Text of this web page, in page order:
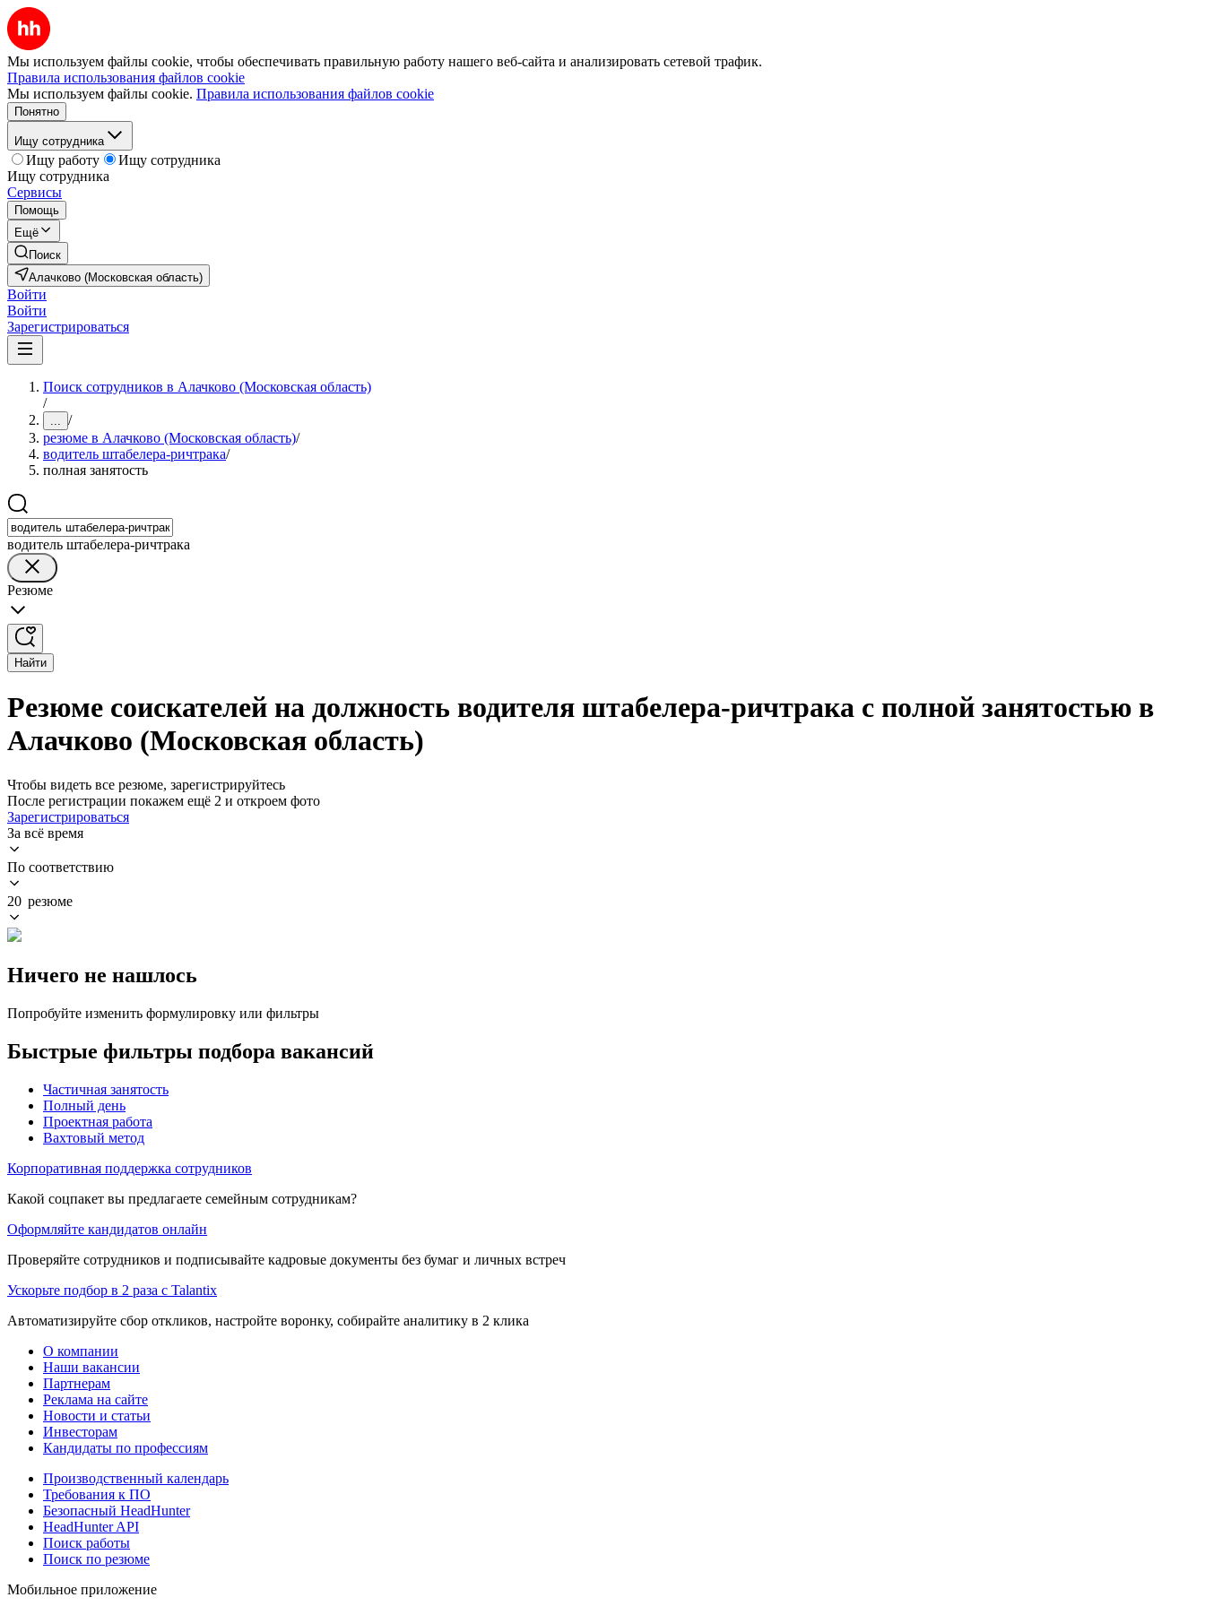
Мы используем файлы cookie, чтобы обеспечивать правильную работу нашего веб-сайта и анализировать сетевой трафик.
Правила использования файлов cookie
Мы используем файлы cookie. Правила использования файлов cookie
Понятно
Ищу сотрудника
Ищу работу
Ищу сотрудника
Ищу сотрудника
Сервисы
Помощь
Ещё
Поиск
Алачково (Московская область)
Войти
Войти
Зарегистрироваться
Поиск сотрудников в Алачково (Московская область)
/
... /
резюме в Алачково (Московская область)/
водитель штабелера-ричтрака/
полная занятость
водитель штабелера-ричтрака
Резюме
Найти
Резюме соискателей на должность водителя штабелера-ричтрака с полной занятостью в
Алачково (Московская область)
Чтобы видеть все резюме, зарегистрируйтесь
После регистрации покажем ещё 2 и откроем фото
Зарегистрироваться
За всё время
По соответствию
20 резюме
Ничего не нашлось
Попробуйте изменить формулировку или фильтры
Быстрые фильтры подбора вакансий
Частичная занятость
Полный день
Проектная работа
Вахтовый метод
Корпоративная поддержка сотрудников
Какой соцпакет вы предлагаете семейным сотрудникам?
Оформляйте кандидатов онлайн
Проверяйте сотрудников и подписывайте кадровые документы без бумаг и личных встреч
Ускорьте подбор в 2 раза с Talantix
Автоматизируйте сбор откликов, настройте воронку, собирайте аналитику в 2 клика
О компании
Наши вакансии
Партнерам
Реклама на сайте
Новости и статьи
Инвесторам
Кандидаты по профессиям
Производственный календарь
Требования к ПО
Безопасный HeadHunter
HeadHunter API
Поиск работы
Поиск по резюме
Мобильное приложение